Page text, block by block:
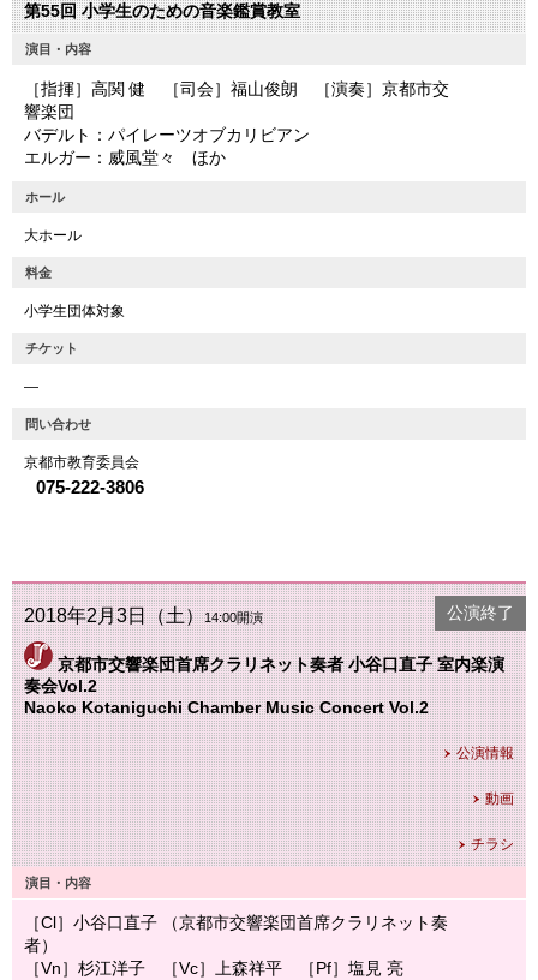
第55回 小学生のための音楽鑑賞教室
演目・内容
［指揮］高関 健 ［司会］福山俊朗 ［演奏］京都市交
響楽団
バデルト：パイレーツオブカリビアン
エルガー：威風堂々 ほか
ホール
大ホール
料金
小学生団体対象
チケット
―
問い合わせ
京都市教育委員会
075-222-3806
2018年2月3日（土）14:00開演
京都市交響楽団首席クラリネット奏者 小谷口直子 室内楽演
奏会Vol.2
Naoko Kotaniguchi Chamber Music Concert Vol.2
公演情報
動画
チラシ
公演終了
演目・内容
［Cl］小谷口直子 （京都市交響楽団首席クラリネット奏
者）
［Vn］杉江洋子 ［Vc］上森祥平 ［Pf］塩見 亮